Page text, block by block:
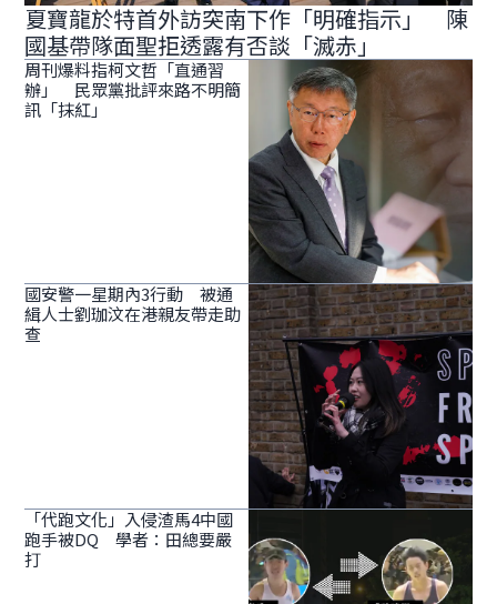
夏寶龍於特首外訪突南下作「明確指示」 陳
國基帶隊面聖拒透露有否談「滅赤」
周刊爆料指柯文哲「直通習
辦」 民眾黨批評來路不明簡
訊「抹紅」
國安警一星期內3行動 被通
緝人士劉珈汶在港親友帶走助
查
「代跑文化」入侵渣馬4中國
跑手被DQ 學者：田總要嚴
打